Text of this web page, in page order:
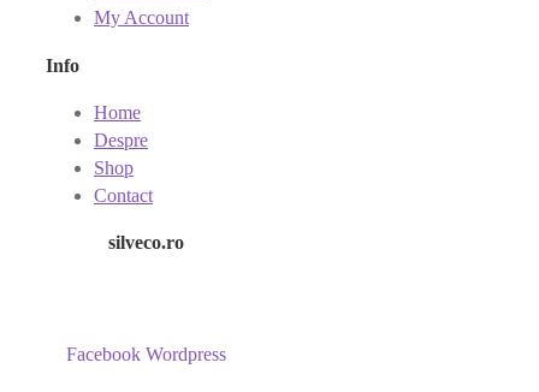
My Account
Info
Home
Despre
Shop
Contact
silveco.ro
Facebook Wordpress